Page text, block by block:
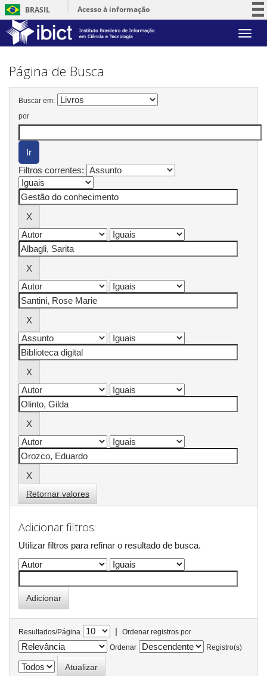
BRASIL
Acesso à informação
Serviços
Skip
Página de Busca
Buscar em:
por
Filtros correntes:
Retornar valores
Adicionar filtros:
Utilizar filtros para refinar o resultado de busca.
Resultados/Página |
Ordenar registros por
Ordenar
Registro(s)